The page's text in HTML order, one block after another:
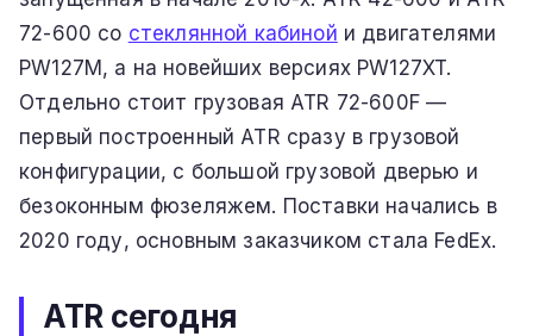
72-600 со стеклянной кабиной и двигателями
PW127M, а на новейших версиях PW127XT.
Отдельно стоит грузовая ATR 72-600F —
первый построенный ATR сразу в грузовой
конфигурации, с большой грузовой дверью и
безоконным фюзеляжем. Поставки начались в
2020 году, основным заказчиком стала FedEx.
ATR сегодня